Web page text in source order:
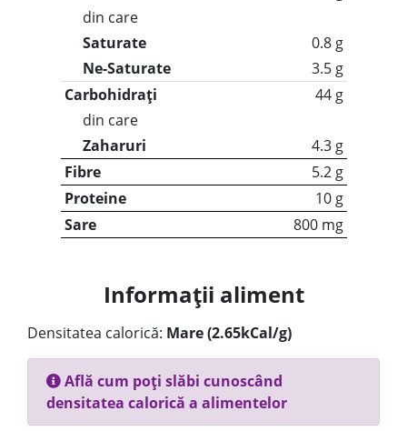
din care
Saturate
0.8 g
Ne-Saturate
3.5 g
Carbohidrați
44 g
din care
Zaharuri
4.3 g
Fibre
5.2 g
Proteine
10 g
Sare
800 mg
Informații aliment
Densitatea calorică: Mare (2.65kCal/g)
Află cum poți slăbi cunoscând
densitatea calorică a alimentelor